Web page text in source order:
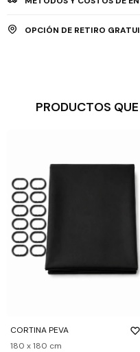
OPCIÓN DE RETIRO
PRODUCTOS
CORTINA PEVA
180 x 180 cm